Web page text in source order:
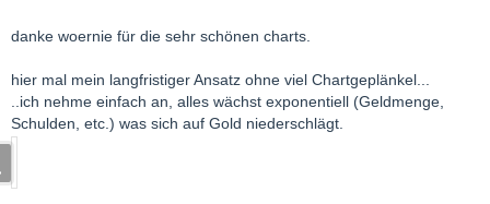
danke woernie für die sehr schönen charts.
hier mal mein langfristiger Ansatz ohne viel Chartgeplänkel...
..ich nehme einfach an, alles wächst exponentiell (Geldmenge,
Schulden, etc.) was sich auf Gold niederschlägt.